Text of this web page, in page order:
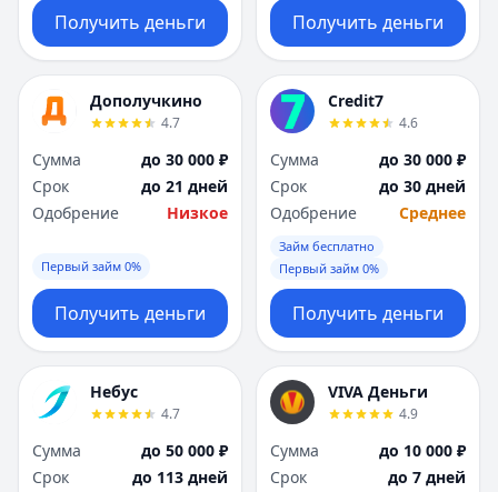
Получить деньги Получить деньги
Дополучкино
4.7
Сумма
до 30 000 ₽
Срок
до 21 дней
Одобрение
Низкое
Первый займ 0%
Получить деньги
Credit7
4.6
Сумма
до 30 000 ₽
Срок
до 30 дней
Одобрение
Среднее
Займ бесплатно
Первый займ 0%
Получить деньги
Небус
4.7
Сумма
до 50 000 ₽
Срок
до 113 дней
VIVA Деньги
4.9
Сумма
до 10 000 ₽
Срок
до 7 дней